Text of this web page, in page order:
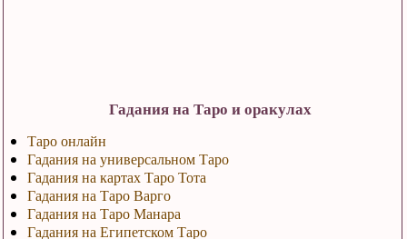
Гадания на Таро и оракулах
Таро онлайн
Гадания на универсальном Таро
Гадания на картах Таро Тота
Гадания на Таро Варго
Гадания на Таро Манара
Гадания на Египетском Таро